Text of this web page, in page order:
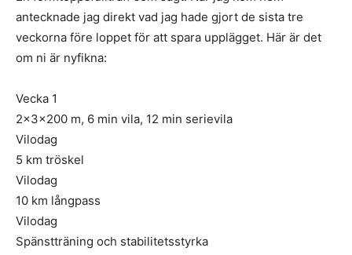
antecknade jag direkt vad jag hade gjort de sista tre
veckorna före loppet för att spara upplägget. Här är det
om ni är nyfikna:
Vecka 1
2x3x200 m, 6 min vila, 12 min serievila
Vilodag
5 km tröskel
Vilodag
10 km långpass
Vilodag
Spänstträning och stabilitetsstyrka